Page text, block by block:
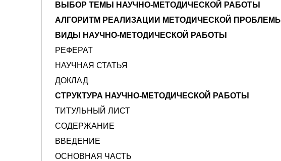
ВЫБОР ТЕМЫ НАУЧНО-МЕТОДИЧЕСКОЙ РАБОТЫ
АЛГОРИТМ РЕАЛИЗАЦИИ МЕТОДИЧЕСКОЙ ПРОБЛЕМЫ
ВИДЫ НАУЧНО-МЕТОДИЧЕСКОЙ РАБОТЫ
РЕФЕРАТ
НАУЧНАЯ СТАТЬЯ
ДОКЛАД
СТРУКТУРА НАУЧНО-МЕТОДИЧЕСКОЙ РАБОТЫ
ТИТУЛЬНЫЙ ЛИСТ
СОДЕРЖАНИЕ
ВВЕДЕНИЕ
ОСНОВНАЯ ЧАСТЬ